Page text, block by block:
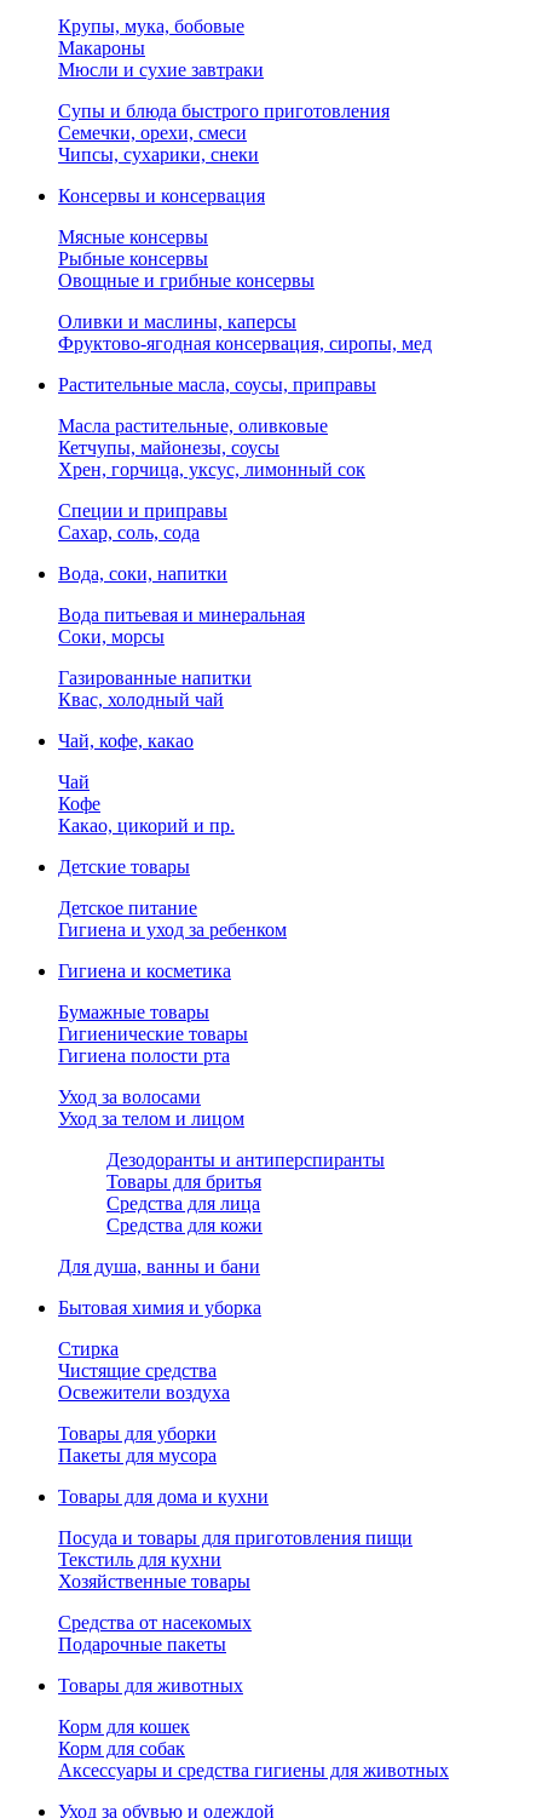
Крупы, мука, бобовые
Макароны
Мюсли и сухие завтраки
Супы и блюда быстрого приготовления
Семечки, орехи, смеси
Чипсы, сухарики, снеки
Консервы и консервация
Мясные консервы
Рыбные консервы
Овощные и грибные консервы
Оливки и маслины, каперсы
Фруктово-ягодная консервация, сиропы, мед
Растительные масла, соусы, приправы
Масла растительные, оливковые
Кетчупы, майонезы, соусы
Хрен, горчица, уксус, лимонный сок
Специи и приправы
Сахар, соль, сода
Вода, соки, напитки
Вода питьевая и минеральная
Соки, морсы
Газированные напитки
Квас, холодный чай
Чай, кофе, какао
Чай
Кофе
Какао, цикорий и пр.
Детские товары
Детское питание
Гигиена и уход за ребенком
Гигиена и косметика
Бумажные товары
Гигиенические товары
Гигиена полости рта
Уход за волосами
Уход за телом и лицом
Дезодоранты и антиперспиранты
Товары для бритья
Средства для лица
Средства для кожи
Для душа, ванны и бани
Бытовая химия и уборка
Стирка
Чистящие средства
Освежители воздуха
Товары для уборки
Пакеты для мусора
Товары для дома и кухни
Посуда и товары для приготовления пищи
Текстиль для кухни
Хозяйственные товары
Средства от насекомых
Подарочные пакеты
Товары для животных
Корм для кошек
Корм для собак
Аксессуары и средства гигиены для животных
Уход за обувью и одеждой